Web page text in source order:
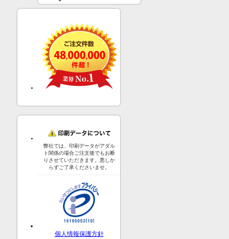
弊社では、印刷データがアダル
ト関係の場合ご注文後でもお断
りさせていただきます。悪しか
らずご了承くださいませ。
個人情報保護方針